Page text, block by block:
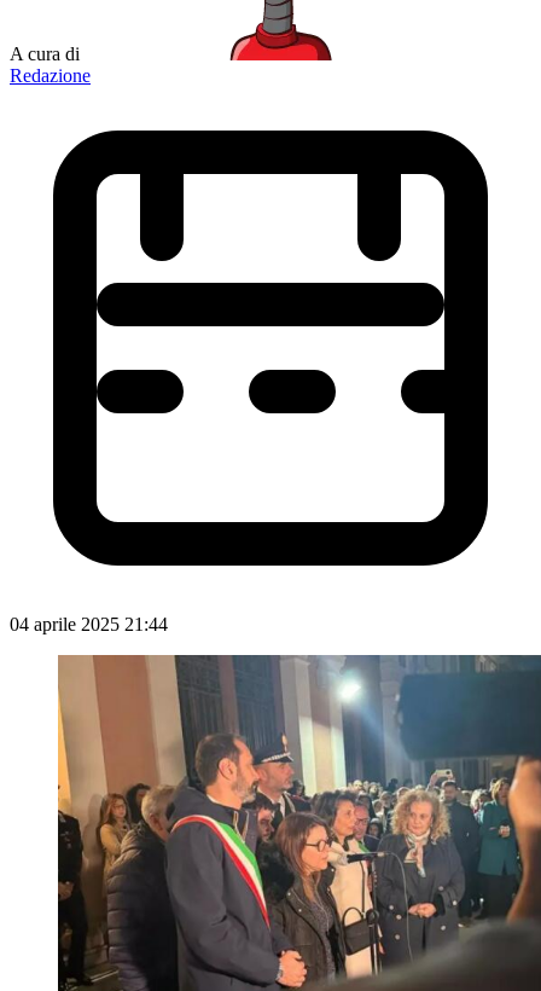
A cura di
Redazione
04 aprile 2025 21:44